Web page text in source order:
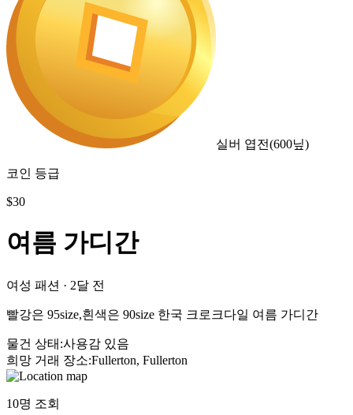
실버 엽전(600닢)
코인 등급
$30
여름 가디간
여성 패션 · 2달 전
빨강은 95size,흰색은 90size 한국 크로크다일 여름 가디간
물건 상태 :사용감 있음
희망 거래 장소:Fullerton, Fullerton
10명 조회